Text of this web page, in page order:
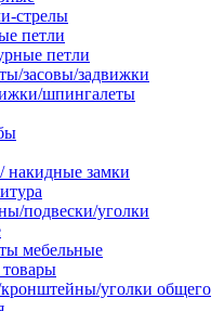
стрелы
петли
петли
засовы/задвижки
шпингалеты
накидные замки
подвески/уголки
мебельные
уголки общего